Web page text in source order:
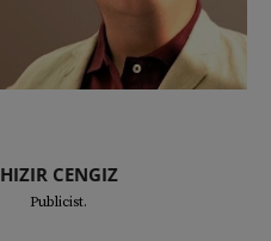
HIZIR CENGIZ
Publicist.